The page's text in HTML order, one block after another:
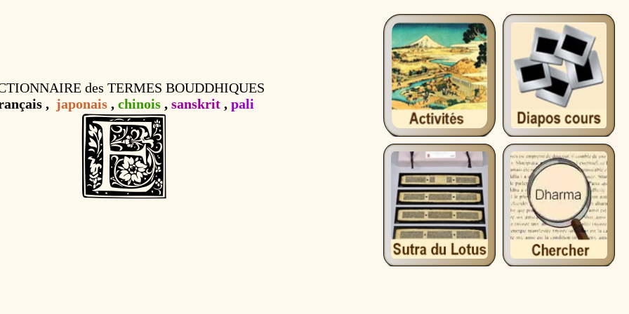
des TERMES BOUDDHIQUES
, japonais ,chinois ,sanskrit ,pali
E